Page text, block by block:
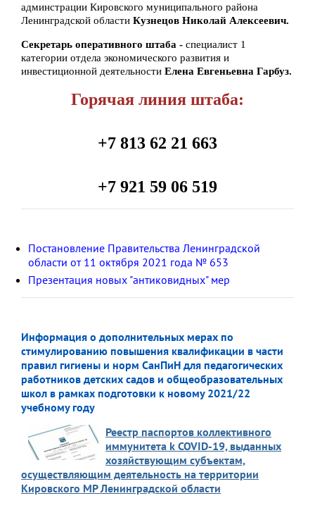
админстрации Кировского муниципального района
Ленинградской области Кузнецов Николай Алексеевич.
Секретарь оперативного штаба - специалист 1
категории отдела экономического развития и
инвестиционной деятельности Елена Евгеньевна Гарбуз.
Горячая линия штаба:
+7 813 62 21 663
+7 921 59 06 519
Постановление Правительства Ленинградской
области от 11 октября 2021 года № 653
Презентация новых "антиковидных" мер
Информация о дополнительных мерах по
стимулированию повышения квалификации в части
правил гигиены и норм СанПиН для педагогических
работников детских садов и общеобразовательных
школ в рамках подготовки к новому 2021/22
учебному году
Реестр паспортов коллективного
иммунитета k COVID-19, выданных
хозяйствующим субъектам,
осуществляющим деятельность на территории
Кировского МР Ленинградской области